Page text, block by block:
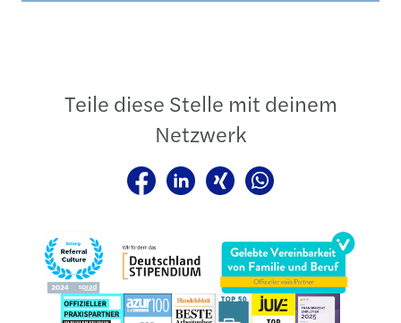
Teile diese Stelle mit deinem
Netzwerk